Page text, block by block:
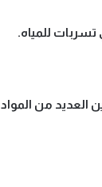
للمياه.
من المواد